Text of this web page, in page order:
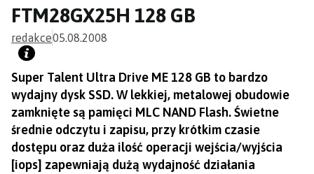
FTM28GX25H 128 GB
redakce05.08.2008
Super Talent Ultra Drive ME 128 GB to bardzo
wydajny dysk SSD. W lekkiej, metalowej obudowie
zamknięte są pamięci MLC NAND Flash. Świetne
średnie odczytu i zapisu, przy krótkim czasie
dostępu oraz duża ilość operacji wejścia/wyjścia
[iops] zapewniają dużą wydajność działania